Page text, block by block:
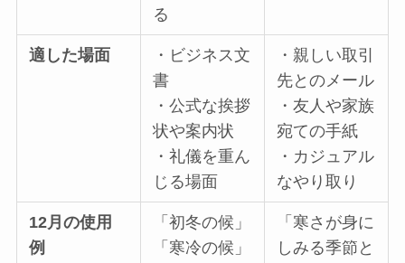
る
適した場面
・ビジネス文
書
・公式な挨拶
状や案内状
・礼儀を重ん
じる場面
・親しい取引
先とのメール
・友人や家族
宛ての手紙
・カジュアル
なやり取り
12月の使用
例
「初冬の候」
「寒冷の候」
「寒さが身に
しみる季節と